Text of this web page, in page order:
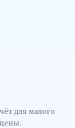
для малого